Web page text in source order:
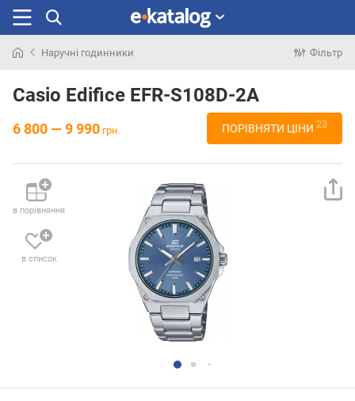
раніше
Наручні годинники Фільтр
Casio Edifice EFR-S108D-2A
6 800 — 9 990 грн. ПОРІВНЯТИ ЦІНИ 23
в порівняння
в список